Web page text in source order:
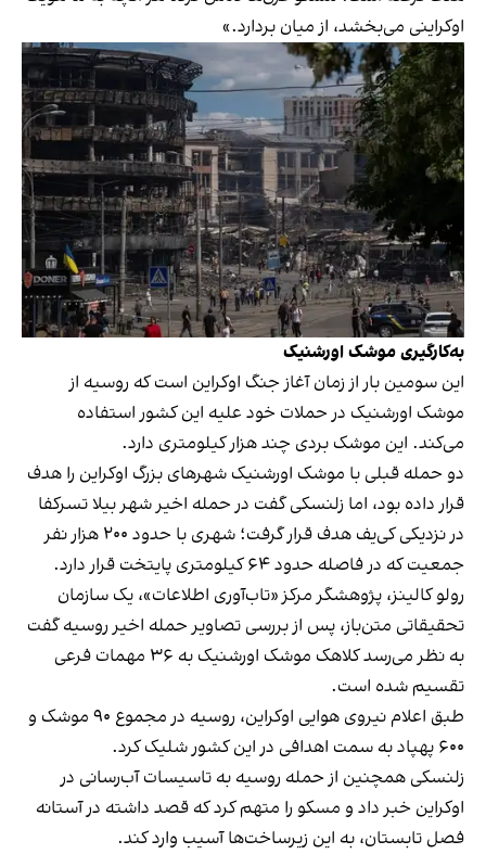
اوکراینی می‌بخشد، از میان بردارد.»
به‌کارگیری موشک اورشنیک
این سومین بار از زمان آغاز جنگ اوکراین است که روسیه از
موشک اورشنیک در حملات خود علیه این کشور استفاده
می‌کند. این موشک بردی چند هزار کیلومتری دارد.
دو حمله قبلی با موشک اورشنیک شهرهای بزرگ اوکراین را هدف
قرار داده بود، اما زلنسکی گفت در حمله اخیر شهر بیلا تسرکفا
در نزدیکی کی‌یف هدف قرار گرفت؛ شهری با حدود ۲۰۰ هزار نفر
جمعیت که در فاصله حدود ۶۴ کیلومتری پایتخت قرار دارد.
رولو کالینز، پژوهشگر مرکز «تاب‌آوری اطلاعات»، یک سازمان
تحقیقاتی متن‌باز، پس از بررسی تصاویر حمله اخیر روسیه گفت
به نظر می‌رسد کلاهک موشک اورشنیک به ۳۶ مهمات فرعی
تقسیم شده است.
طبق اعلام نیروی هوایی اوکراین، روسیه در مجموع ۹۰ موشک و
۶۰۰ پهپاد به سمت اهدافی در این کشور شلیک کرد.
زلنسکی همچنین از حمله روسیه به تاسیسات آب‌رسانی در
اوکراین خبر داد و مسکو را متهم کرد که قصد داشته در آستانه
فصل تابستان، به این زیرساخت‌ها آسیب وارد کند.